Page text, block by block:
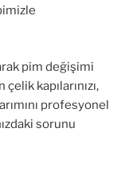
pim değişimi
kapılarınızı,
profesyonel
sorunu